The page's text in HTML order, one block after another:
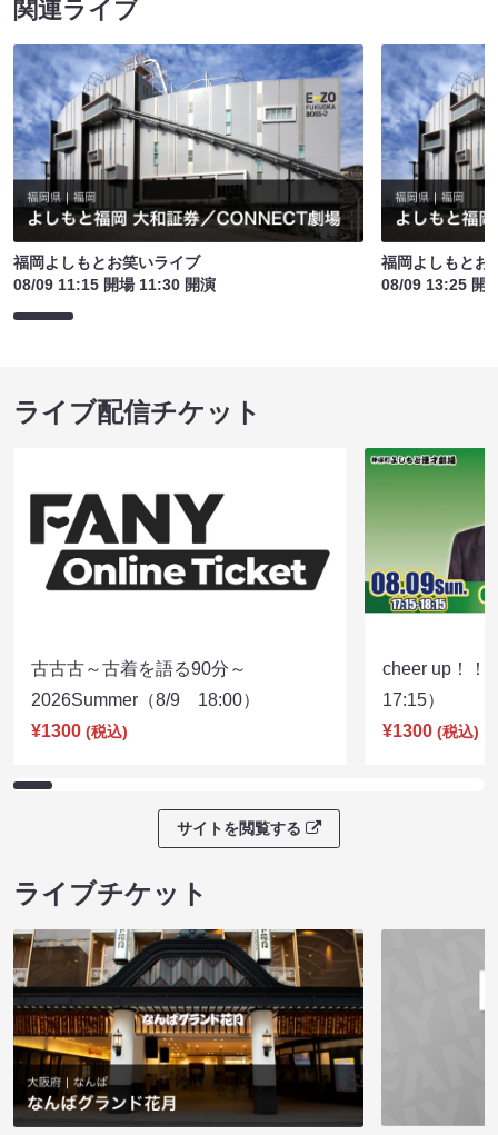
関連ライブ
福岡よしもとお笑いライブ
08/09 11:15 開場 11:30 開演
福岡よしもとお
08/09 13:25 開
ライブ配信チケット
古古古～古着を語る90分～
2026Summer（8/9 18:00）
¥1300 (税込)
cheer up！
17:15）
¥1300 (税込)
サイトを閲覧する
ライブチケット